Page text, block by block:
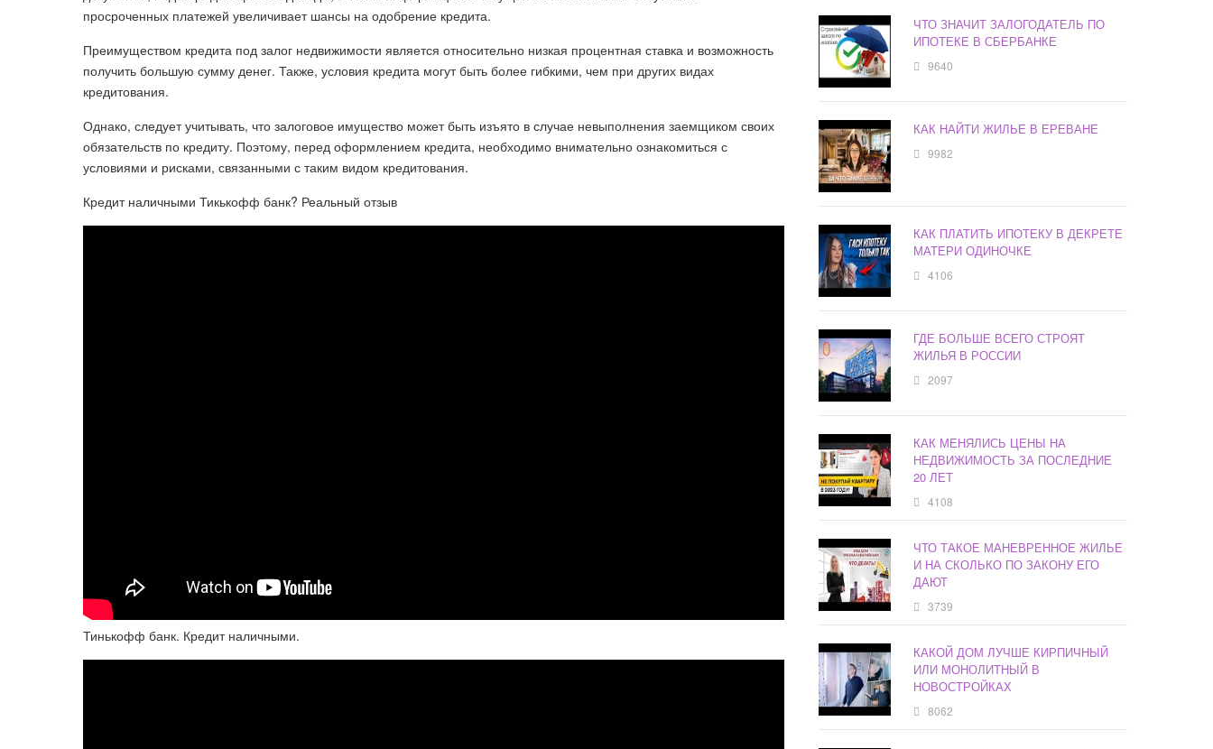
просроченных платежей увеличивает шансы на одобрение кредита.
Преимуществом кредита под залог недвижимости является относительно низкая процентная ставка и возможность
получить большую сумму денег. Также, условия кредита могут быть более гибкими, чем при других видах
кредитования.
Однако, следует учитывать, что залоговое имущество может быть изъято в случае невыполнения заемщиком своих
обязательств по кредиту. Поэтому, перед оформлением кредита, необходимо внимательно ознакомиться с
условиями и рисками, связанными с таким видом кредитования.
Кредит наличными Тикькофф банк? Реальный отзыв
Тинькофф банк. Кредит наличными.
ЧТО ЗНАЧИТ ЗАЛОГОДАТЕЛЬ ПО
ИПОТЕКЕ В СБЕРБАНКЕ
9640
КАК НАЙТИ ЖИЛЬЕ В ЕРЕВАНЕ
9982
КАК ПЛАТИТЬ ИПОТЕКУ В ДЕКРЕТЕ
МАТЕРИ ОДИНОЧКЕ
4106
ГДЕ БОЛЬШЕ ВСЕГО СТРОЯТ
ЖИЛЬЯ В РОССИИ
2097
КАК МЕНЯЛИСЬ ЦЕНЫ НА
НЕДВИЖИМОСТЬ ЗА ПОСЛЕДНИЕ
20 ЛЕТ
4108
ЧТО ТАКОЕ МАНЕВРЕННОЕ ЖИЛЬЕ
И НА СКОЛЬКО ПО ЗАКОНУ ЕГО
ДАЮТ
3739
КАКОЙ ДОМ ЛУЧШЕ КИРПИЧНЫЙ
ИЛИ МОНОЛИТНЫЙ В
НОВОСТРОЙКАХ
8062